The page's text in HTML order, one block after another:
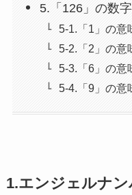
5.「126」の数
5-1.「1」の意
5-2.「2」の意
5-3.「6」の意
5-4.「9」の意
1.エンジェルナン